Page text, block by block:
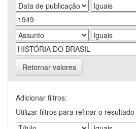
Retornar valores
Adicionar filtros:
Utilizar filtros para refinar o